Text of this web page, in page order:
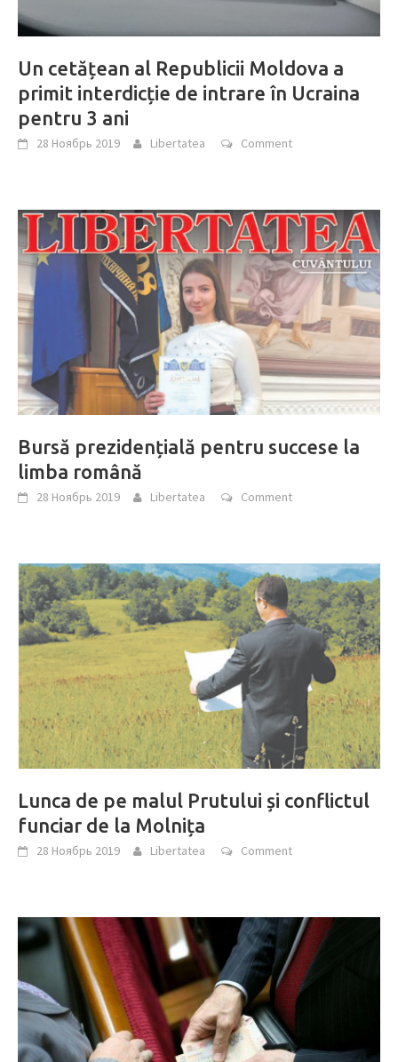
Un cetățean al Republicii Moldova a
primit interdicție de intrare în Ucraina
pentru 3 ani
28 Ноябрь 2019 Libertatea Comment
Bursă prezidențială pentru succese la
limba română
28 Ноябрь 2019 Libertatea Comment
Lunca de pe malul Prutului și conflictul
funciar de la Molnița
28 Ноябрь 2019 Libertatea Comment